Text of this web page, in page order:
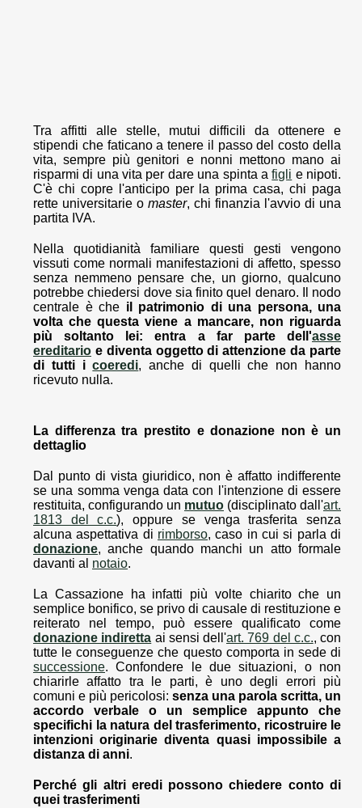
Tra affitti alle stelle, mutui difficili da ottenere e
stipendi che faticano a tenere il passo del costo della
vita, sempre più genitori e nonni mettono mano ai
risparmi di una vita per dare una spinta afigli e nipoti.
C'è chi copre l'anticipo per la prima casa, chi paga
rette universitarie o master, chi finanzia l'avvio di una
partita IVA.
Nella quotidianità familiare questi gesti vengono
vissuti come normali manifestazioni di affetto, spesso
senza nemmeno pensare che, un giorno, qualcuno
potrebbe chiedersi dove sia finito quel denaro. Il nodo
centrale è che il patrimonio di una persona, una
volta che questa viene a mancare, non riguarda
più soltanto lei: entra a far parte dell'asse
ereditario e diventa oggetto di attenzione da parte
di tutti icoeredi, anche di quelli che non hanno
ricevuto nulla.
La differenza tra prestito e donazione non è un
dettaglio
Dal punto di vista giuridico, non è affatto indifferente
se una somma venga data con l'intenzione di essere
restituita, configurando un mutuo (disciplinato dall'art.
1813 del c.c.), oppure se venga trasferita senza
alcuna aspettativa di rimborso, caso in cui si parla di
donazione, anche quando manchi un atto formale
davanti al notaio.
La Cassazione ha infatti più volte chiarito che un
semplice bonifico, se privo di causale di restituzione e
reiterato nel tempo, può essere qualificato come
donazione indiretta ai sensi dell'art. 769 del c.c., con
tutte le conseguenze che questo comporta in sede di
successione. Confondere le due situazioni, o non
chiarirle affatto tra le parti, è uno degli errori più
comuni e più pericolosi: senza una parola scritta, un
accordo verbale o un semplice appunto che
specifichi la natura del trasferimento, ricostruire le
intenzioni originarie diventa quasi impossibile a
distanza di anni.
Perché gli altri eredi possono chiedere conto di
quei trasferimenti